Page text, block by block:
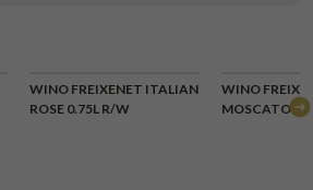
WINO FREIXENET ITALIAN
ROSE 0.75L R/W
WINO
MOSCATO